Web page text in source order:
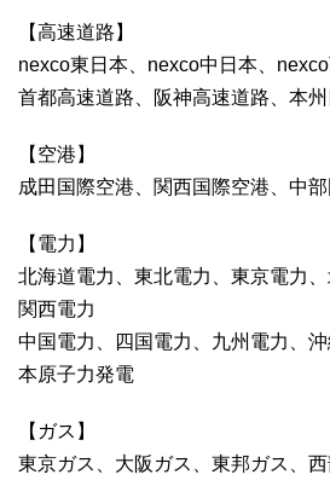
【高速道路】
nexco東日本、nexco中日本、
首都高速道路、阪神高速道路、本
【空港】
成田国際空港、関西国際空港、中
【電力】
北海道電力、東北電力、東京電力、
関西電力
中国電力、四国電力、九州電力、
本原子力発電
【ガス】
東京ガス、大阪ガス、東邦ガス、西